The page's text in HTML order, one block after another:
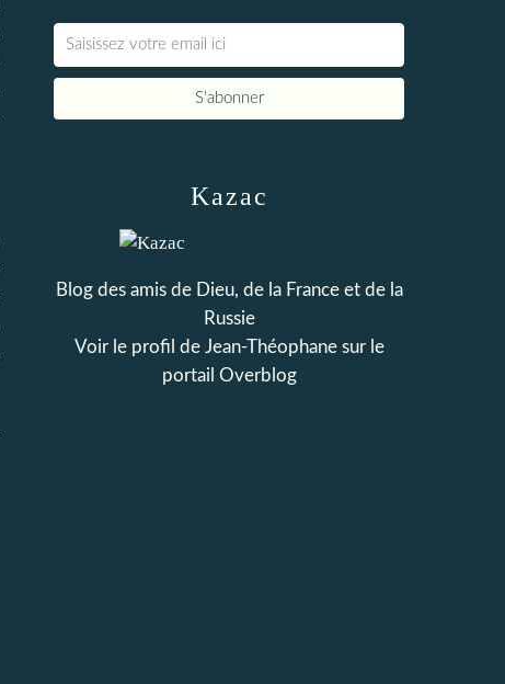
Kazac
Blog des amis de Dieu, de la France et de la
Russie
Voir le profil de Jean-Théophanesur le
portail Overblog